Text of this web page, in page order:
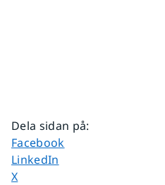
Dela sidan på:
Dela sidan på
Facebook
Dela sidan på
LinkedIn
Dela sidan på
X